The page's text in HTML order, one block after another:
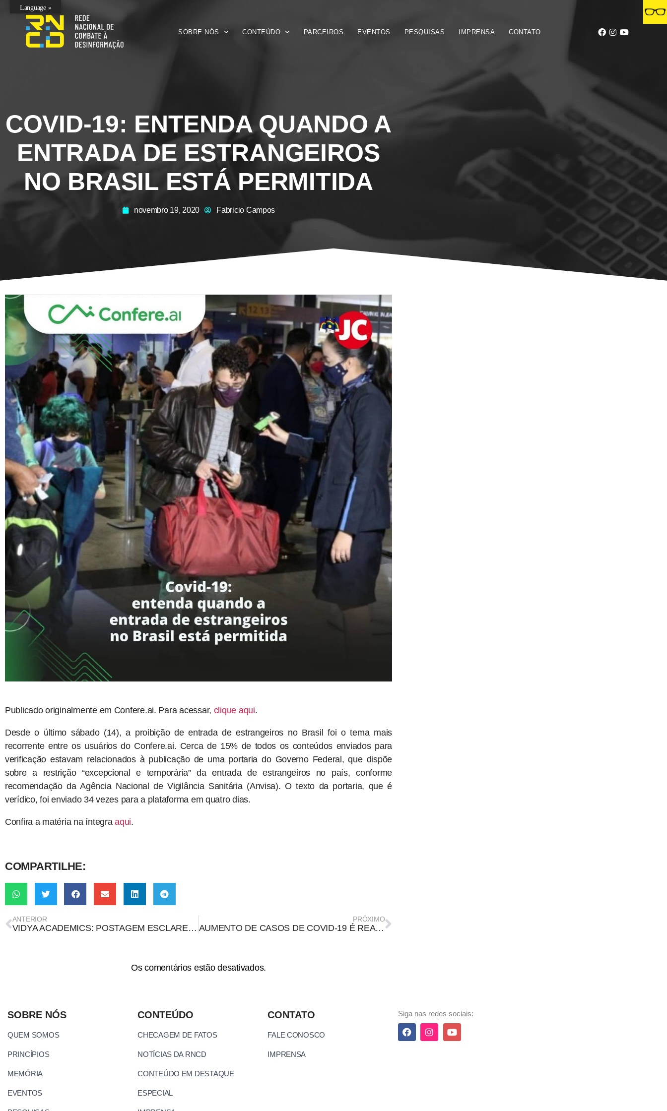
SOBRE NÓS CONTEÚDO PARCEIROS EVENTOS PESQUISAS IMPRENSA CONTATO
COVID-19: ENTENDA QUANDO A
ENTRADA DE ESTRANGEIROS
NO BRASIL ESTÁ PERMITIDA
novembro 19, 2020 Fabricio Campos
Publicado originalmente em Confere.ai. Para acessar, clique aqui.
Desde o último sábado (14), a proibição de entrada de estrangeiros no Brasil foi o tema mais
recorrente entre os usuários do Confere.ai. Cerca de 15% de todos os conteúdos enviados para
verificação estavam relacionados à publicação de uma portaria do Governo Federal, que dispõe
sobre a restrição “excepcional e temporária” da entrada de estrangeiros no país, conforme
recomendação da Agência Nacional de Vigilância Sanitária (Anvisa). O texto da portaria, que é
verídico, foi enviado 34 vezes para a plataforma em quatro dias.
Confira a matéria na íntegraaqui.
COMPARTILHE:
ANTERIOR
VIDYA ACADEMICS: POSTAGEM ESCLARECE QUE É POSSÍVEL ENCONTRAR INFORMAÇÕES SOBRE OS COMPONENTES DAS VACINAS
PRÓXIMO
AUMENTO DE CASOS DE COVID-19 É REALIDADE NO BRASIL. O QUE ISSO SIGNIFICA?
Os comentários estão desativados.
SOBRE NÓS
QUEM SOMOS
PRINCÍPIOS
MEMÓRIA
EVENTOS
CONTEÚDO
CHECAGEM DE FATOS
NOTÍCIAS DA RNCD
CONTEÚDO EM DESTAQUE
ESPECIAL
CONTATO
FALE CONOSCO
IMPRENSA
Siga nas redes sociais:
Language »